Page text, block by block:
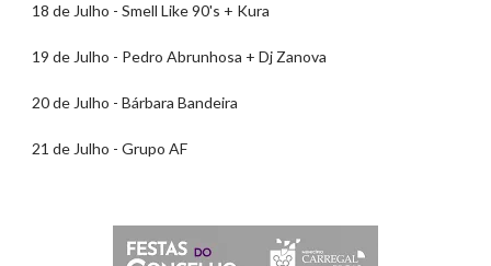
18 de Julho - Smell Like 90's + Kura
19 de Julho - Pedro Abrunhosa + Dj Zanova
20 de Julho - Bárbara Bandeira
21 de Julho - Grupo AF